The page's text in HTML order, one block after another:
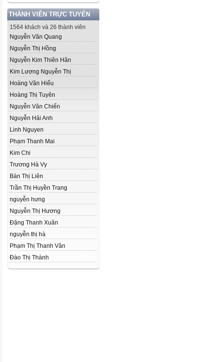
THÀNH VIÊN TRỰC TUYẾN
1564 khách và 26 thành viên
Nguyễn Văn Quang
Nguyễn Thị Hồng
Nguyễn Kim Thiên Hân
Kim Lượng Nguyễn Thị
Hoàng Văn Hiếu
Hoàng Thị Tuyên
Nguyễn Văn Chiến
Nguyễn Hải Anh
Linh Nguyen
Phạm Thanh Mai
Kim Chi
Trương Hà Vy
Bàn Thị Liên
Trần Thị Huyền Trang
nguyễn hưng
Nguyễn Thị Hương
Đặng Thanh Xuân
nguyễn thị hà
Phạm Thị Thanh Vân
Đào Thị Thành